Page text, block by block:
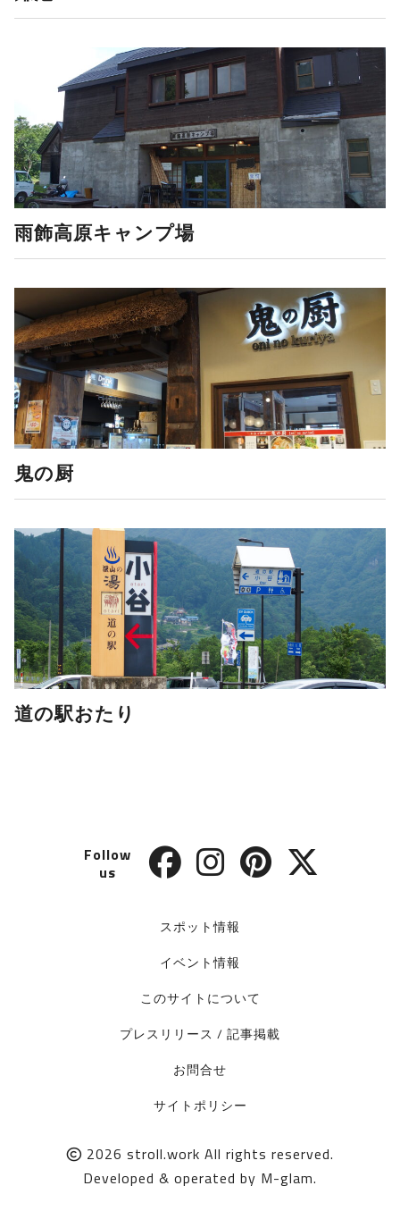
雨飾高原キャンプ場
鬼の厨
道の駅おたり
Follow
us
スポット情報
イベント情報
このサイトについて
プレスリリース / 記事掲載
お問合せ
サイトポリシー
2026 stroll.work All rights reserved.
Developed & operated by M-glam.